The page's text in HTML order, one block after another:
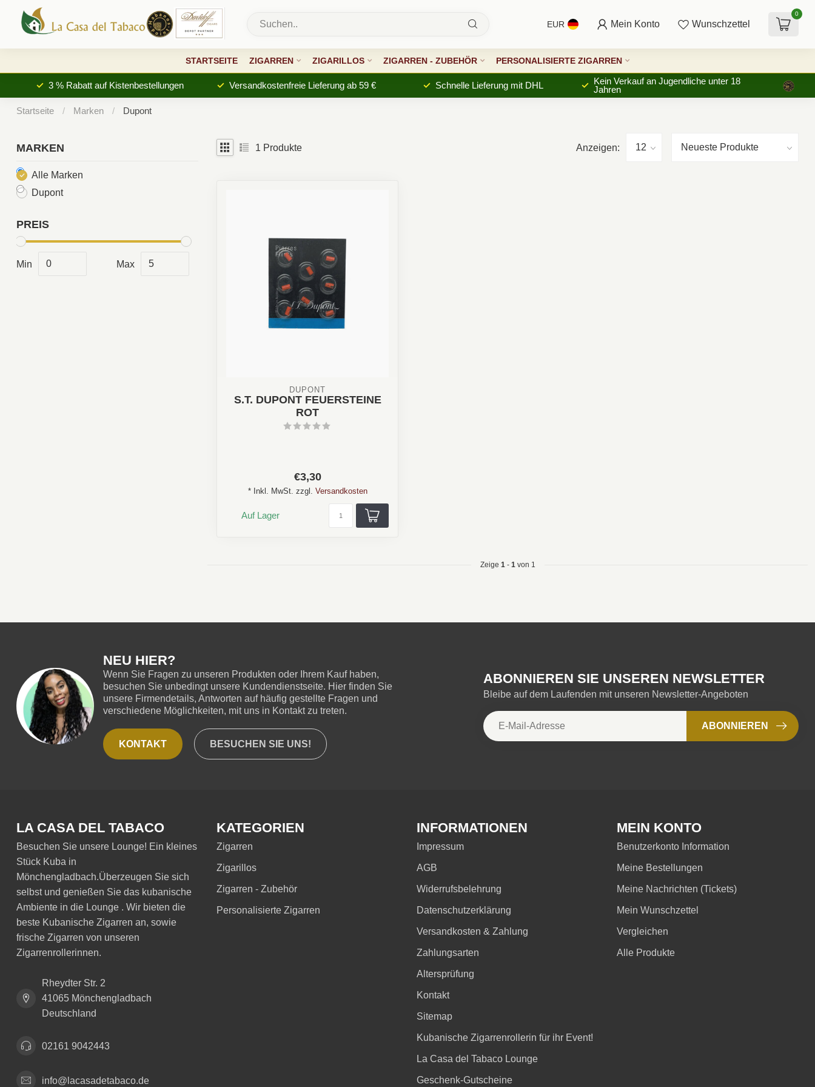
EUR Mein Konto Wunschzettel
0
STARTSEITE ZIGARREN ZIGARILLOS ZIGARREN - ZUBEHÖR PERSONALISIERTE ZIGARREN
3 % Rabatt auf Kistenbestellungen Versandkostenfreie Lieferung ab 59 € Schnelle Lieferung mit DHL
Kein Verkauf an Jugendliche unter 18
Jahren
Startseite / Marken / Dupont
MARKEN
Alle Marken
Dupont
PREIS
Min Max
1 Produkte Anzeigen:
DUPONT
S.T. DUPONT FEUERSTEINE
ROT
€3,30
* Inkl. MwSt. zzgl. Versandkosten
Auf Lager
Zeige 1- 1von 1
NEU HIER?
Wenn Sie Fragen zu unseren Produkten oder Ihrem Kauf haben,
besuchen Sie unbedingt unsere Kundendienstseite. Hier finden Sie
unsere Firmendetails, Antworten auf häufig gestellte Fragen und
verschiedene Möglichkeiten, mit uns in Kontakt zu treten.
KONTAKT BESUCHEN SIE UNS!
ABONNIEREN SIE UNSEREN NEWSLETTER
Bleibe auf dem Laufenden mit unseren Newsletter-Angeboten
ABONNIEREN
LA CASA DEL TABACO
Besuchen Sie unsere Lounge! Ein kleines
Stück Kuba in
Mönchengladbach.Überzeugen Sie sich
selbst und genießen Sie das kubanische
Ambiente in die Lounge . Wir bieten die
beste Kubanische Zigarren an, sowie
frische Zigarren von unseren
Zigarrenrollerinnen.
Rheydter Str. 2
41065 Mönchengladbach
Deutschland
02161 9042443
info@lacasadetabaco.de
KATEGORIEN
Zigarren
Zigarillos
Zigarren - Zubehör
Personalisierte Zigarren
INFORMATIONEN
Impressum
AGB
Widerrufsbelehrung
Datenschutzerklärung
Versandkosten & Zahlung
Zahlungsarten
Altersprüfung
Kontakt
Sitemap
Kubanische Zigarrenrollerin für ihr Event!
La Casa del Tabaco Lounge
Geschenk-Gutscheine
MEIN KONTO
Benutzerkonto Information
Meine Bestellungen
Meine Nachrichten (Tickets)
Mein Wunschzettel
Vergleichen
Alle Produkte